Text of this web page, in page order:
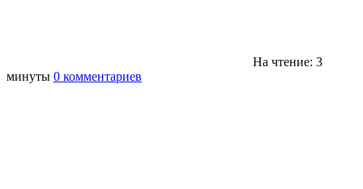
На чтение: 3
минуты 0 комментариев